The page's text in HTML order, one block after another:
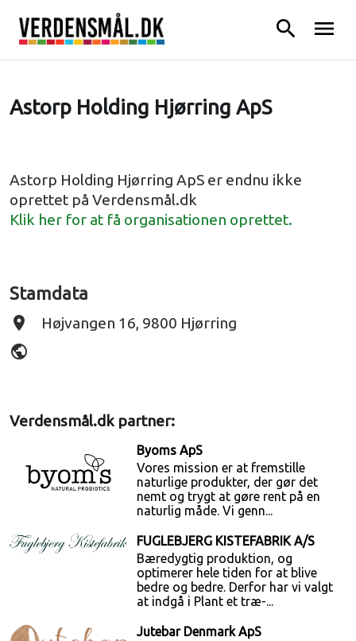
search menu
Astorp Holding Hjørring ApS
Astorp Holding Hjørring ApS er endnu ikke
oprettet på Verdensmål.dk
Klik her for at få organisationen oprettet.
Stamdata
place Højvangen 16, 9800 Hjørring
public
Verdensmål.dk partner:
Byoms ApS
Vores mission er at fremstille
naturlige produkter, der gør det
nemt og trygt at gøre rent på en
naturlig måde. Vi genn...
FUGLEBJERG KISTEFABRIK A/S
Bæredygtig produktion, og
optimerer hele tiden for at blive
bedre og bedre. Derfor har vi valgt
at indgå i Plant et træ-...
Jutebar Denmark ApS